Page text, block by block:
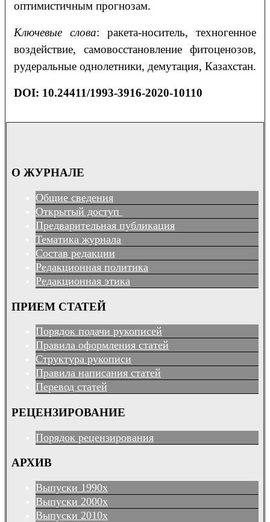
оптимистичным прогнозам.
Ключевые слова: ракета-носитель, техногенное
воздействие, самовосстановление фитоценозов,
рудеральные однолетники, демутация, Казахстан.
DOI: 10.24411/1993-3916-2020-10110
О ЖУРНАЛЕ
Общие сведения
Открытый доступ
Предварительная публикация
Тематика журнала
Состав редакции
Редакционная политика
Редакционная этика
ПРИЕМ СТАТЕЙ
Порядок подачи рукописей
Правила оформления статей
Структура рукописи
Правила написания статей
Перевод статей
РЕЦЕНЗИРОВАНИЕ
Порядок рецензирования
АРХИВ
Выпуски 1990х
Выпуски 2000х
Выпуски 2010х